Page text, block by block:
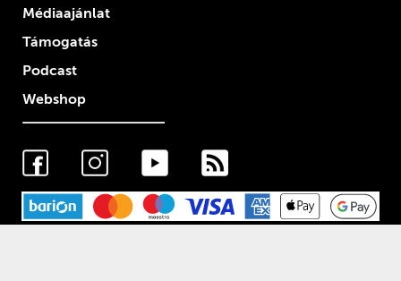
Médiaajánlat
Támogatás
Podcast
Webshop